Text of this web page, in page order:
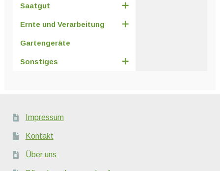
Saatgut
Ernte und Verarbeitung
Gartengeräte
Sonstiges
Impressum
Kontakt
Über uns